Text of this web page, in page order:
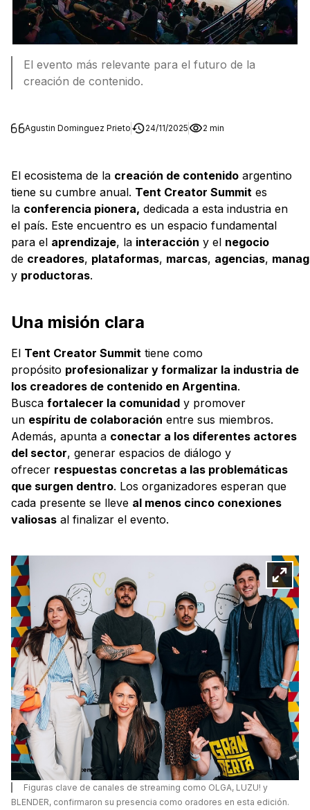
El evento más relevante para el futuro de la
creación de contenido.
Agustin Dominguez Prieto 24/11/2025 2 min
El ecosistema de la creación de contenido argentino
tiene su cumbre anual. Tent Creator Summit es
la conferencia pionera, dedicada a esta industria en
el país. Este encuentro es un espacio fundamental
para el aprendizaje, la interacción y el negocio
de creadores, plataformas, marcas, agencias,
y productoras.
Una misión clara
El Tent Creator Summit tiene como
propósito profesionalizar y formalizar la industria de
los creadores de contenido en Argentina.
Busca fortalecer la comunidad y promover
un espíritu de colaboración entre sus miembros.
Además, apunta a conectar a los diferentes actores
del sector, generar espacios de diálogo y
ofrecer respuestas concretas a las problemáticas
que surgen dentro. Los organizadores esperan que
cada presente se lleve al menos cinco conexiones
valiosas al finalizar el evento.
Figuras clave de canales de streaming como OLGA, LUZU! y
BLENDER, confirmaron su presencia como oradores en esta edición.